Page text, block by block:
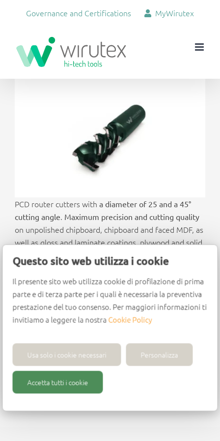
Questo sito web utilizza i cookie
Il presente sito web utilizza cookie di profilazione di prima
parte e di terza parte per i quali è necessaria la preventiva
prestazione del tuo consenso. Per maggiori informazioni ti
invitiamo a leggere la nostraCookie Policy
Usa solo i cookie necessari Personalizza
Accetta tutti i cookie
Governance and Certifications MyWirutex
PCD router cutters with a diameter of 25 and a 45°
cutting angle. Maximum precision and cutting quality
on unpolished chipboard, chipboard and faced MDF, as
well as gloss and laminate coatings, plywood and solid
wood.
Design
PCD tips
PCD plunging tip
Positive and negative shear angle
Feed speed: up to 30 m/min
Max. rpm: 24,000